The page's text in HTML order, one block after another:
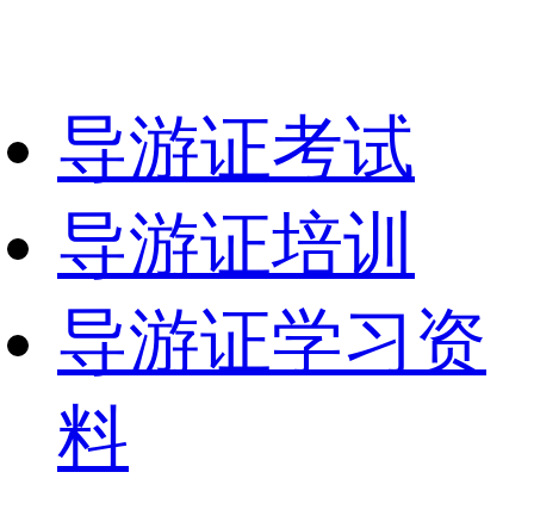
导游证考试
导游证培训
导游证学习资
料